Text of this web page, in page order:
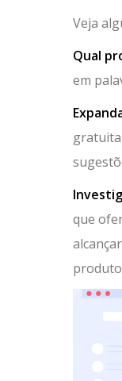
Veja
Qual
em
que